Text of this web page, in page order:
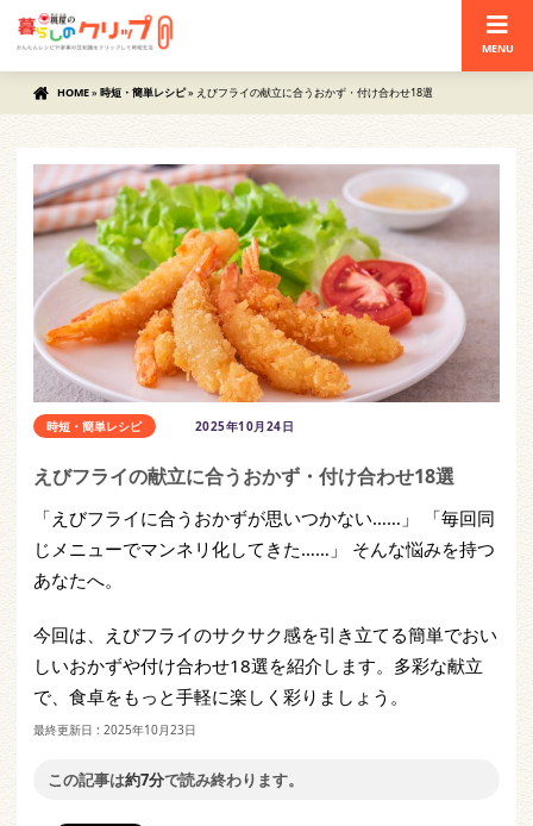
MENU
HOME» 時短・簡単レシピ» えびフライの献立に合うおかず・付け合わせ18選
時短・簡単レシピ 2025年10月24日
えびフライの献立に合うおかず・付け合わせ18選
「えびフライに合うおかずが思いつかない……」 「毎回同
じメニューでマンネリ化してきた……」 そんな悩みを持つ
あなたへ。
今回は、えびフライのサクサク感を引き立てる簡単でおい
しいおかずや付け合わせ18選を紹介します。多彩な献立
で、食卓をもっと手軽に楽しく彩りましょう。
最終更新日 : 2025年10月23日
この記事は約7分で読み終わります。